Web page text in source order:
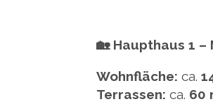
🏡 Haupthaus 1
Wohnfläche: ca.
Terrassen: ca. 60